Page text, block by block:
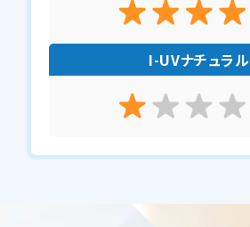
I-UVナチュラル